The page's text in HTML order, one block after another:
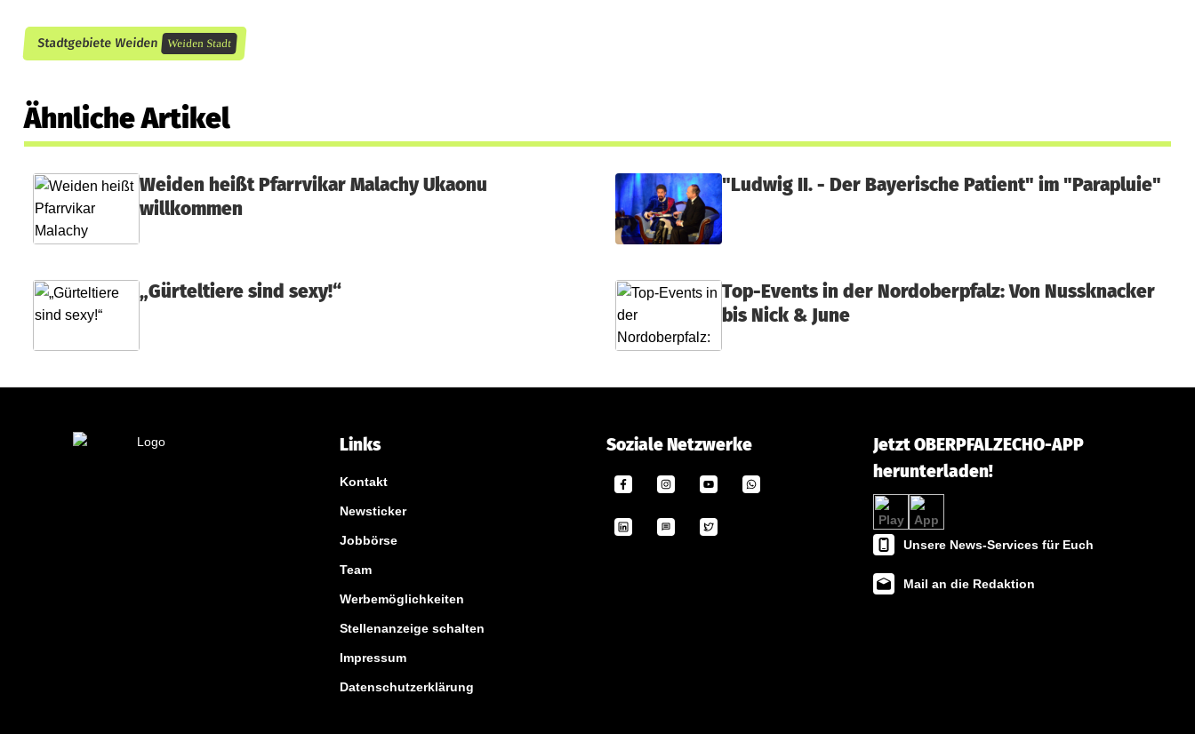
t
g
e
u
m
J
a
h
e
Stadtgebiete Weiden Weiden Stadt
Ähnliche Artikel
Weiden heißt Pfarrvikar Malachy Ukaonu
willkommen
"Ludwig II. - Der Bayerische Patient" im "Parapluie"
„Gürteltiere sind sexy!“
Top-Events in der Nordoberpfalz: Von Nussknacker
bis Nick & June
Links
Kontakt
Newsticker
Jobbörse
Team
Werbemöglichkeiten
Stellenanzeige schalten
Impressum
Datenschutzerklärung
Soziale Netzwerke
Jetzt OBERPFALZECHO-APP
herunterladen!
Unsere News-Services für Euch
Mail an die Redaktion